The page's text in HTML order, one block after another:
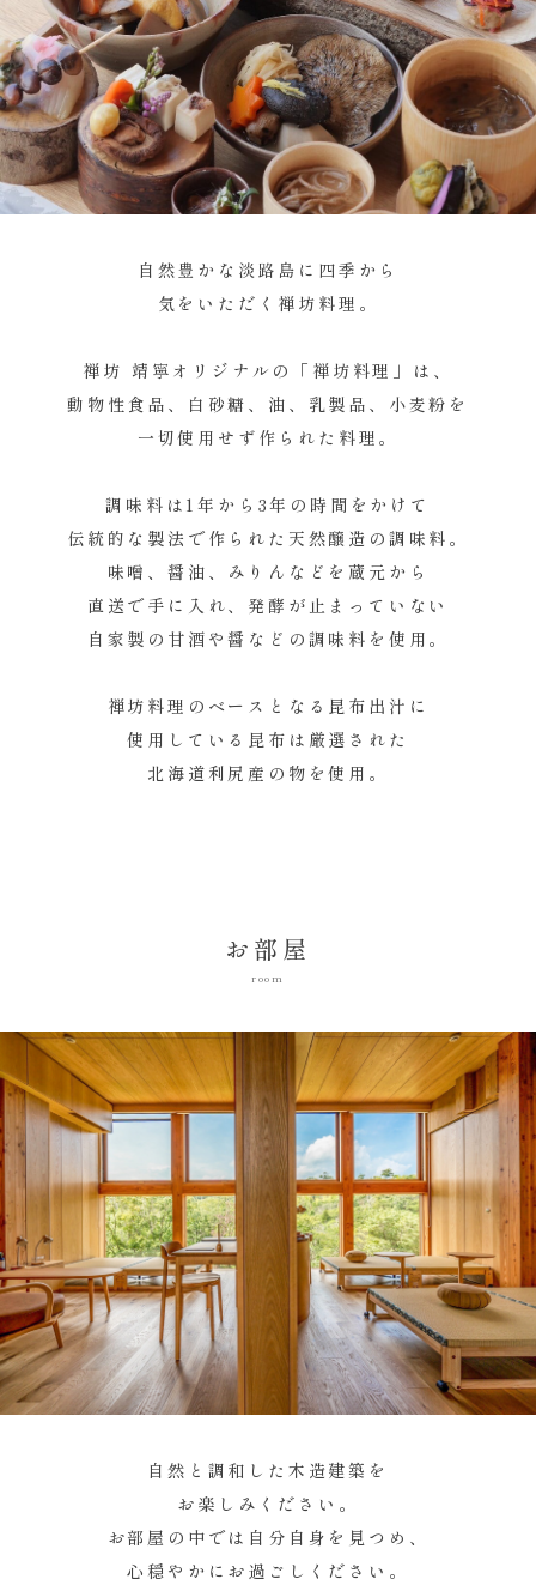
自然豊かな淡路島に四季から
気をいただく禅坊料理。
禅坊 靖寧オリジナルの「禅坊料理」は、
動物性食品、白砂糖、油、乳製品、小麦粉を
一切使用せず作られた料理。
調味料は1年から3年の時間をかけて
伝統的な製法で作られた天然醸造の調味料。
味噌、醤油、みりんなどを蔵元から
直送で手に入れ、発酵が止まっていない
自家製の甘酒や醤などの調味料を使用。
禅坊料理のベースとなる昆布出汁に
使用している昆布は厳選された
北海道利尻産の物を使用。
お部屋
room
自然と調和した木造建築を
お楽しみください。​
お部屋の中では自分自身を見つめ、
心穏やかにお過ごしください。